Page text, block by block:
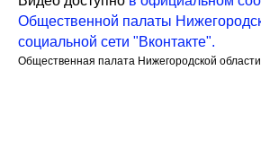
Общественной палаты
социальной сети "Вконтакте".
Общественная палата Нижегородской области